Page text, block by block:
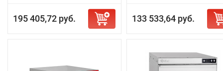
195 405,72 руб. 133 533,64 руб.